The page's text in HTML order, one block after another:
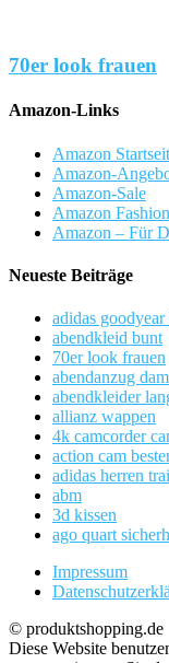
70er look frauen
Amazon-Links
Amazon
Amazon-
Amazon-Sale
Amazon
Amazon – Für
Neueste Beiträge
adidas goodyear
abendkleid bunt
70er look frauen
abendanzug
abendkleider
allianz wappen
4k camcorder
action cam
adidas herren
abm
3d kissen
ago quart
Impressum
© produktshopping.de
Diese Website